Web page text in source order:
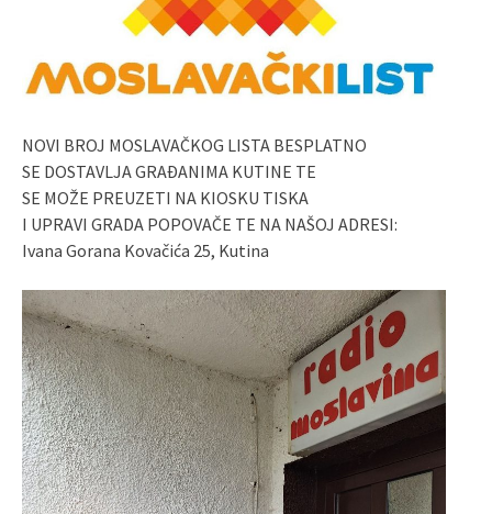
NOVI BROJ MOSLAVAČKOG LISTA BESPLATNO
SE DOSTAVLJA GRAĐANIMA KUTINE TE
SE MOŽE PREUZETI NA KIOSKU TISKA
I UPRAVI GRADA POPOVAČE TE NA NAŠOJ ADRESI:
Ivana Gorana Kovačića 25, Kutina